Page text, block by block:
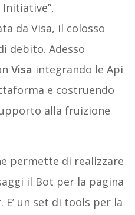
Initiative”,
da Visa, il colosso
debito. Adesso
Visa integrando le Api
e costruendo
alla fruizione
permette di realizzare
il Bot per la pagina
E’ un set di tools per la